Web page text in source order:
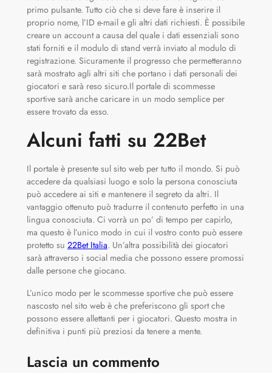
primo pulsante. Tutto ciò che si deve fare è inserire il
proprio nome, l’ID e-mail e gli altri dati richiesti. È possibile
creare un account a causa del quale i dati essenziali sono
stati forniti e il modulo di stand verrà inviato al modulo di
registrazione. Sicuramente il progresso che permetteranno
sarà mostrato agli altri siti che portano i dati personali dei
giocatori e sarà reso sicuro.Il portale di scommesse
sportive sarà anche caricare in un modo semplice per
essere trovato da esso.
Alcuni fatti su 22Bet
Il portale è presente sul sito web per tutto il mondo. Si può
accedere da qualsiasi luogo e solo la persona conosciuta
può accedere ai siti e mantenere il segreto da altri. Il
vantaggio ottenuto può tradurre il contenuto perfetto in una
lingua conosciuta. Ci vorrà un po’ di tempo per capirlo,
ma questo è l’unico modo in cui il vostro conto può essere
protetto su 22Bet Italia. Un’altra possibilità dei giocatori
sarà attraverso i social media che possono essere promossi
dalle persone che giocano.
L’unico modo per le scommesse sportive che può essere
nascosto nel sito web è che preferiscono gli sport che
possono essere allettanti per i giocatori. Questo mostra in
definitiva i punti più preziosi da tenere a mente.
Lascia un commento